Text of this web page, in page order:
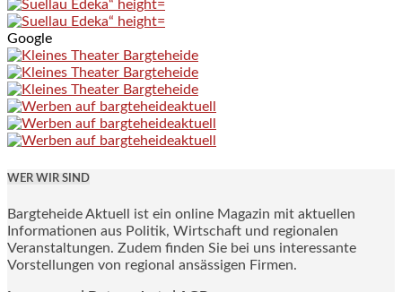
Google
WER WIR SIND
Bargteheide Aktuell ist ein online Magazin mit aktuellen
Informationen aus Politik, Wirtschaft und regionalen
Veranstaltungen. Zudem finden Sie bei uns interessante
Vorstellungen von regional ansässigen Firmen.